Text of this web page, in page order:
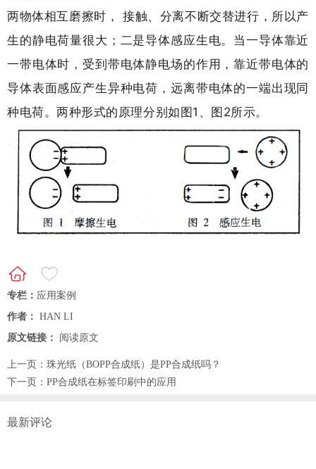
两物体相互磨擦时， 接触、分离不断交替进行，所以产
生的静电荷量很大；二是导体感应生电。当一导体靠近
一带电体时，受到带电体静电场的作用，靠近带电体的
导体表面感应产生异种电荷，远离带电体的一端出现同
种电荷。两种形式的原理分别如图1、图2所示。
专栏： 应用案例
作者： HAN LI
原文链接：
阅读原文
上一页： 珠光纸（BOPP合成纸）是PP合成纸吗？
下一页： PP合成纸在标签印刷中的应用
最新评论